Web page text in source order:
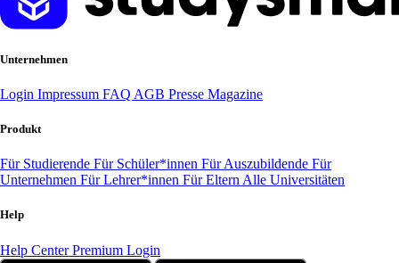
Unternehmen
Login Impressum FAQ AGB Presse Magazine
Produkt
Für Studierende Für Schüler*innen Für Auszubildende Für
Unternehmen Für Lehrer*innen Für Eltern Alle Universitäten
Help
Help CenterPremium Login